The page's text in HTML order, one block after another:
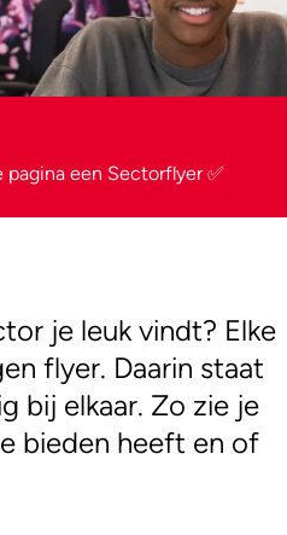
een Sectorflyer ✅
je leuk vindt? Elke
flyer. Daarin staat
bij elkaar. Zo zie je
bieden heeft en of